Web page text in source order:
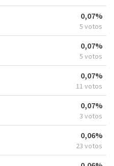
0,07%
5 votos
0,07%
5 votos
0,07%
11 votos
0,07%
3 votos
0,06%
23 votos